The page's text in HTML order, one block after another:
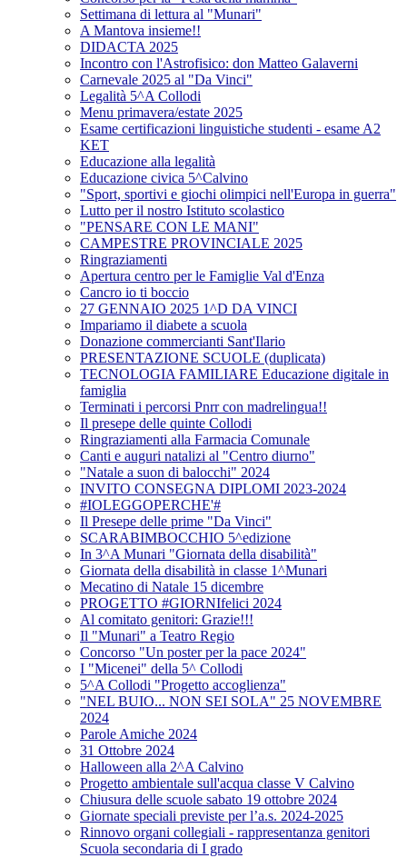
Settimana di lettura al "Munari"
A Mantova insieme!!
DIDACTA 2025
Incontro con l'Astrofisico: don Matteo Galaverni
Carnevale 2025 al "Da Vinci"
Legalità 5^A Collodi
Menu primavera/estate 2025
Esame certificazioni linguistiche studenti - esame A2
KET
Educazione alla legalità
Educazione civica 5^Calvino
"Sport, sportivi e giochi olimpici nell'Europa in guerra"
Lutto per il nostro Istituto scolastico
"PENSARE CON LE MANI"
CAMPESTRE PROVINCIALE 2025
Ringraziamenti
Apertura centro per le Famiglie Val d'Enza
Cancro io ti boccio
27 GENNAIO 2025 1^D DA VINCI
Impariamo il diabete a scuola
Donazione commercianti Sant'Ilario
PRESENTAZIONE SCUOLE (duplicata)
TECNOLOGIA FAMILIARE Educazione digitale in
famiglia
Terminati i percorsi Pnrr con madrelingua!!
Il presepe delle quinte Collodi
Ringraziamenti alla Farmacia Comunale
Canti e auguri natalizi al "Centro diurno"
"Natale a suon di balocchi" 2024
INVITO CONSEGNA DIPLOMI 2023-2024
#IOLEGGOPERCHE'#
Il Presepe delle prime "Da Vinci"
SCARABIMBOCCHIO 5^edizione
In 3^A Munari "Giornata della disabilità"
Giornata della disabilità in classe 1^Munari
Mecatino di Natale 15 dicembre
PROGETTO #GIORNIfelici 2024
Al comitato genitori: Grazie!!!
Il "Munari" a Teatro Regio
Concorso "Un poster per la pace 2024"
I "Micenei" della 5^ Collodi
5^A Collodi "Progetto accoglienza"
"NEL BUIO... NON SEI SOLA" 25 NOVEMBRE
2024
Parole Amiche 2024
31 Ottobre 2024
Halloween alla 2^A Calvino
Progetto ambientale sull'acqua classe V Calvino
Chiusura delle scuole sabato 19 ottobre 2024
Giornate speciali previste per l’a.s. 2024-2025
Rinnovo organi collegiali - rappresentanza genitori
Scuola secondaria di I grado